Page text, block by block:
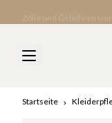
Zölle und Gebühren
Startseite